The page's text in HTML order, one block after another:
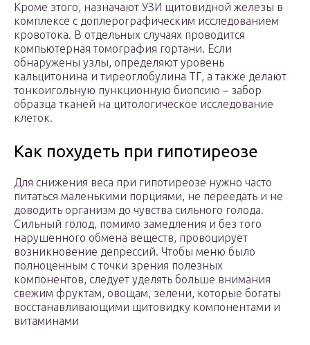
Кроме этого, назначают УЗИ щитовидной железы в
комплексе с доплерографическим исследованием
кровотока. В отдельных случаях проводится
компьютерная томография гортани. Если
обнаружены узлы, определяют уровень
кальцитонина и тиреоглобулина ТГ, а также делают
тонкоигольную пункционную биопсию – забор
образца тканей на цитологическое исследование
клеток.
Как похудеть при гипотиреозе
Для снижения веса при гипотиреозе нужно часто
питаться маленькими порциями, не переедать и не
доводить организм до чувства сильного голода.
Сильный голод, помимо замедления и без того
нарушенного обмена веществ, провоцирует
возникновение депрессий. Чтобы меню было
полноценным с точки зрения полезных
компонентов, следует уделять больше внимания
свежим фруктам, овощам, зелени, которые богаты
восстанавливающими щитовидку компонентами и
витаминами